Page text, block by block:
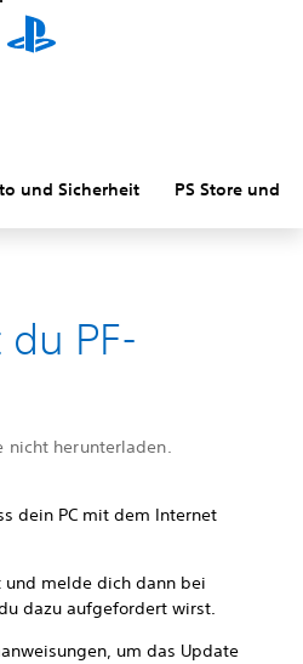
und Sicherheit PS Store und
PF-
nicht herunterladen.
dein PC mit dem Internet
und melde dich dann bei
dazu aufgefordert wirst.
um das Update